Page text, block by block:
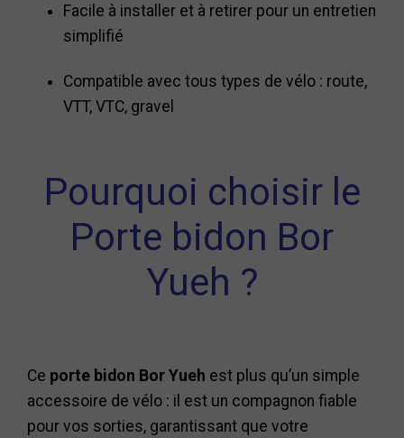
Facile à installer et à retirer pour un entretien
simplifié
Compatible avec tous types de vélo : route,
VTT, VTC, gravel
Pourquoi choisir le
Porte bidon Bor
Yueh ?
Ce porte bidon Bor Yueh est plus qu’un simple
accessoire de vélo : il est un compagnon fiable
pour vos sorties, garantissant que votre